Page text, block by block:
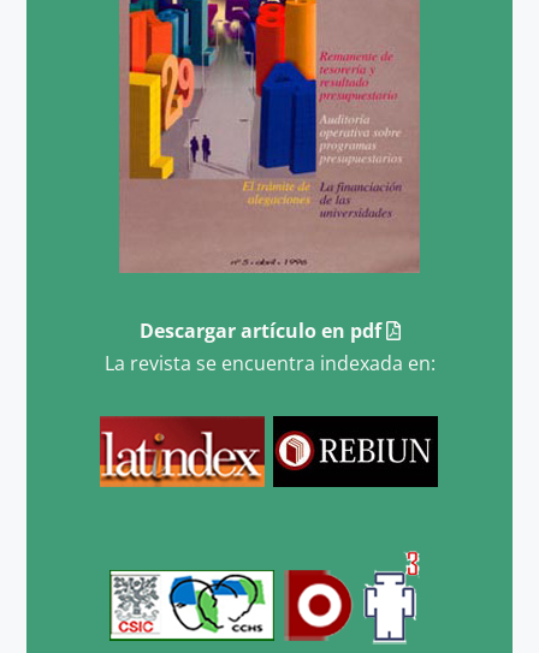
Descargar artículo en pdf
La revista se encuentra indexada en: